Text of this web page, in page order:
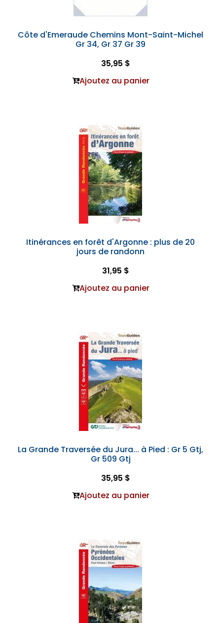
Côte d'Emeraude Chemins Mont-Saint-Michel
Gr 34, Gr 37 Gr 39
35,95 $
Ajoutez au panier
Itinérances en forêt d'Argonne : plus de 20
jours de randonn
31,95 $
Ajoutez au panier
La Grande Traversée du Jura... à Pied : Gr 5 Gtj,
Gr 509 Gtj
35,95 $
Ajoutez au panier